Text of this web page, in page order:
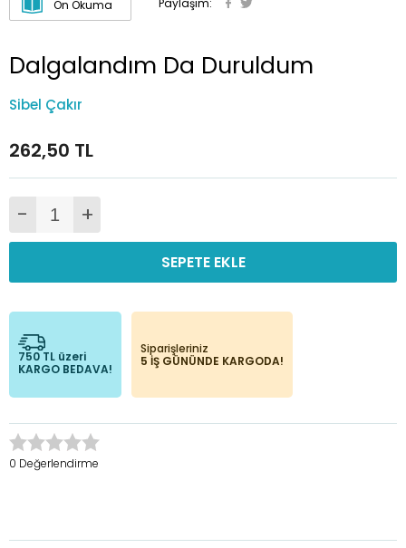
Ön Okuma
Dalgalandım Da Duruldum
Sibel Çakır
262,50 TL
- +
SEPETE EKLE
750 TL üzeri
KARGO BEDAVA!
Siparişleriniz
5 İŞ GÜNÜNDE KARGODA!
0 Değerlendirme